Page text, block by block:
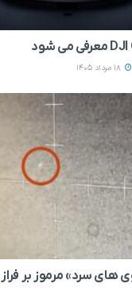
های سرد» مرموز بر فراز